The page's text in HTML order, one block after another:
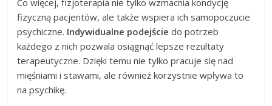
fizyczną pacjentów, ale także wspiera ich samopoczucie
psychiczne. Indywidualne podejście do potrzeb
każdego z nich pozwala osiągnąć lepsze rezultaty
terapeutyczne. Dzięki temu nie tylko pracuje się nad
mięśniami i stawami, ale również korzystnie wpływa to
na psychikę.